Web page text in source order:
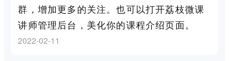
群，增加更多的关注。也可以打开荔枝微课
讲师管理后台，美化你的课程介绍页面。
2022-02-11